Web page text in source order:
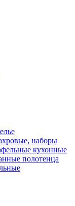
наборы
кухонные
полотенца